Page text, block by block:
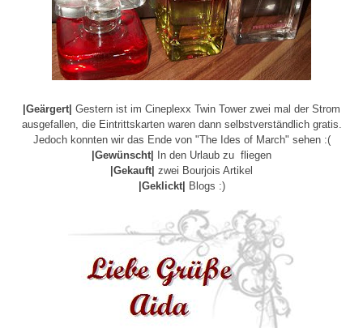
|Geärgert| Gestern ist im Cineplexx Twin Tower zwei mal der Strom
ausgefallen, die Eintrittskarten waren dann selbstverständlich gratis.
Jedoch konnten wir das Ende von "The Ides of March" sehen :(
|Gewünscht| In den Urlaub zu fliegen
|Gekauft| zwei Bourjois Artikel
|Geklickt| Blogs :)